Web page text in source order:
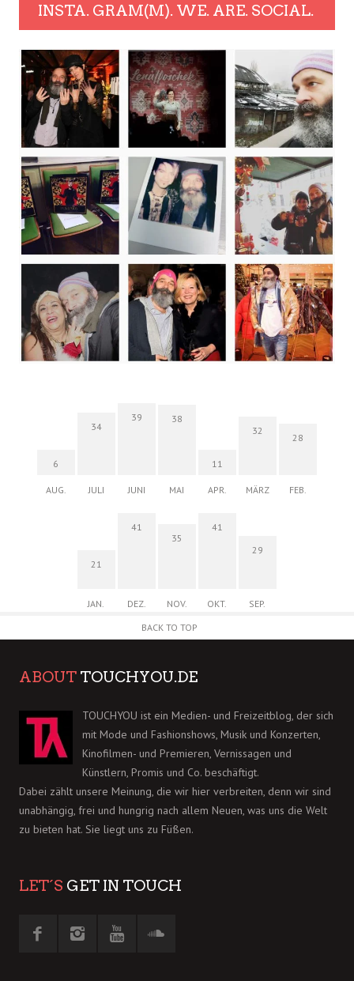
INSTA. GRAM(M). WE. ARE. SOCIAL.
6
AUG.
34
JULI
39
JUNI
38
MAI
11
APR.
32
MÄRZ
28
FEB.
21
JAN.
41
DEZ.
35
NOV.
41
OKT.
29
SEP.
BACK TO TOP
ABOUT TOUCHYOU.DE
TOUCHYOU ist ein Medien- und Freizeitblog, der sich
mit Mode und Fashionshows, Musik und Konzerten,
Kinofilmen- und Premieren, Vernissagen und
Künstlern, Promis und Co. beschäftigt.
Dabei zählt unsere Meinung, die wir hier verbreiten, denn wir sind
unabhängig, frei und hungrig nach allem Neuen, was uns die Welt
zu bieten hat. Sie liegt uns zu Füßen.
LET´S GET IN TOUCH